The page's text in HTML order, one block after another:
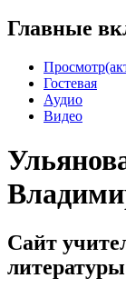
Главные
Просмотр
Гостевая
Аудио
Видео
Сайт
литературы